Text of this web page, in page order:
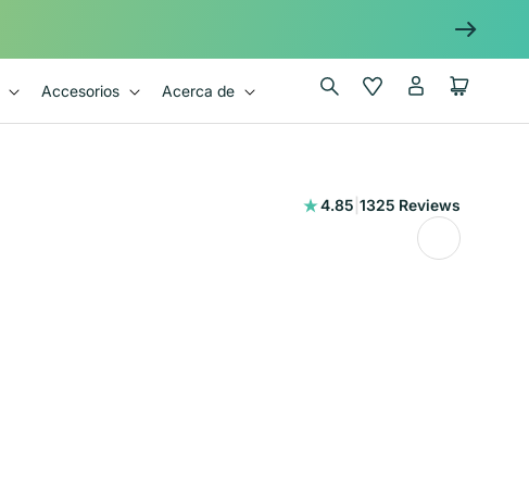
Accesorios Acerca de Wishlist
sesión
Carrito
4.85 1325 Reviews
1325